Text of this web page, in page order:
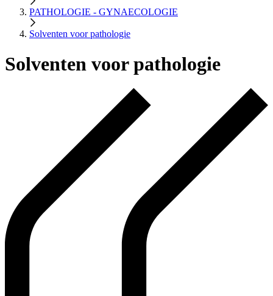
PATHOLOGIE - GYNAECOLOGIE
Solventen voor pathologie
Solventen voor pathologie